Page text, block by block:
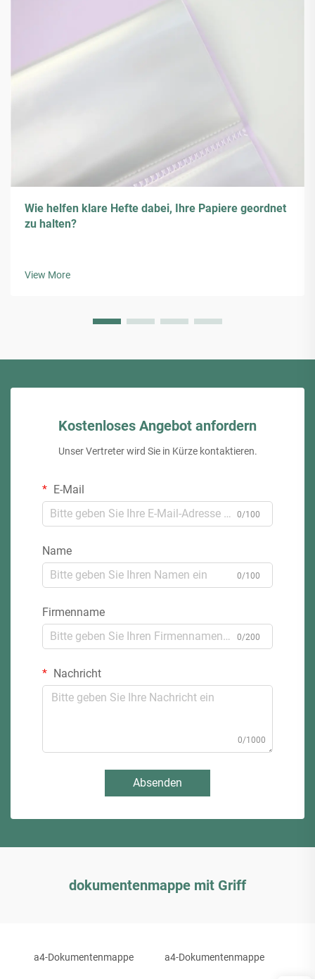
Wie helfen klare Hefte dabei, Ihre Papiere geordnet
zu halten?
View More
Kostenloses Angebot anfordern
Unser Vertreter wird Sie in Kürze kontaktieren.
E-Mail
0/100
Name
0/100
Firmenname
0/200
Nachricht
0/1000
Absenden
dokumentenmappe mit Griff
a4-Dokumentenmappe a4-Dokumentenmappe